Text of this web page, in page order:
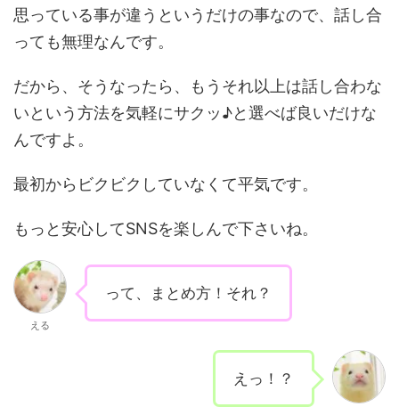
思っている事が違うというだけの事なので、話し合
っても無理なんです。
だから、そうなったら、もうそれ以上は話し合わな
いという方法を気軽にサクッ♪と選べば良いだけな
んですよ。
最初からビクビクしていなくて平気です。
もっと安心してSNSを楽しんで下さいね。
える
って、まとめ方！それ？
えっ！？